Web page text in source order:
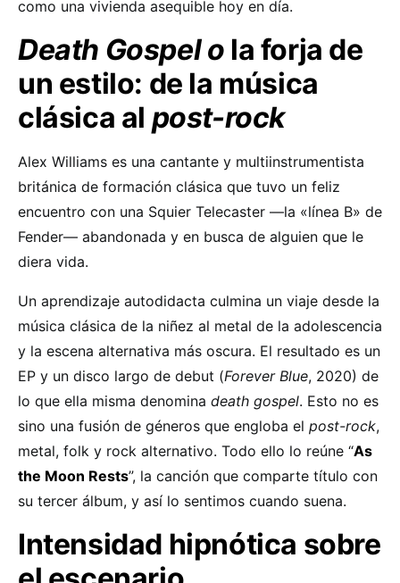
como una vivienda asequible hoy en día.
Death Gospel o la forja de
un estilo: de la música
clásica al post-rock
Alex Williams es una cantante y multiinstrumentista
británica de formación clásica que tuvo un feliz
encuentro con una Squier Telecaster —la «línea B» de
Fender— abandonada y en busca de alguien que le
diera vida.
Un aprendizaje autodidacta culmina un viaje desde la
música clásica de la niñez al metal de la adolescencia
y la escena alternativa más oscura. El resultado es un
EP y un disco largo de debut (Forever Blue, 2020) de
lo que ella misma denomina death gospel. Esto no es
sino una fusión de géneros que engloba el post-rock,
metal, folk y rock alternativo. Todo ello lo reúne “As
the Moon Rests”, la canción que comparte título con
su tercer álbum, y así lo sentimos cuando suena.
Intensidad hipnótica sobre